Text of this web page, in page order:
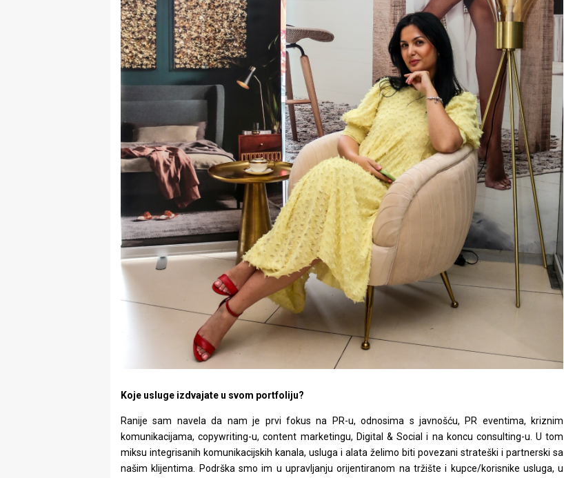
Koje usluge izdvajate u svom portfoliju?
Ranije sam navela da nam je prvi fokus na PR-u, odnosima s javnošću, PR eventima, kriznim
komunikacijama, copywriting-u, content marketingu, Digital & Social i na koncu consulting-u. U tom
miksu integrisanih komunikacijskih kanala, usluga i alata želimo biti povezani strateški i partnerski sa
našim klijentima. Podrška smo im u upravljanju orijentiranom na tržište i kupce/korisnike usluga, u